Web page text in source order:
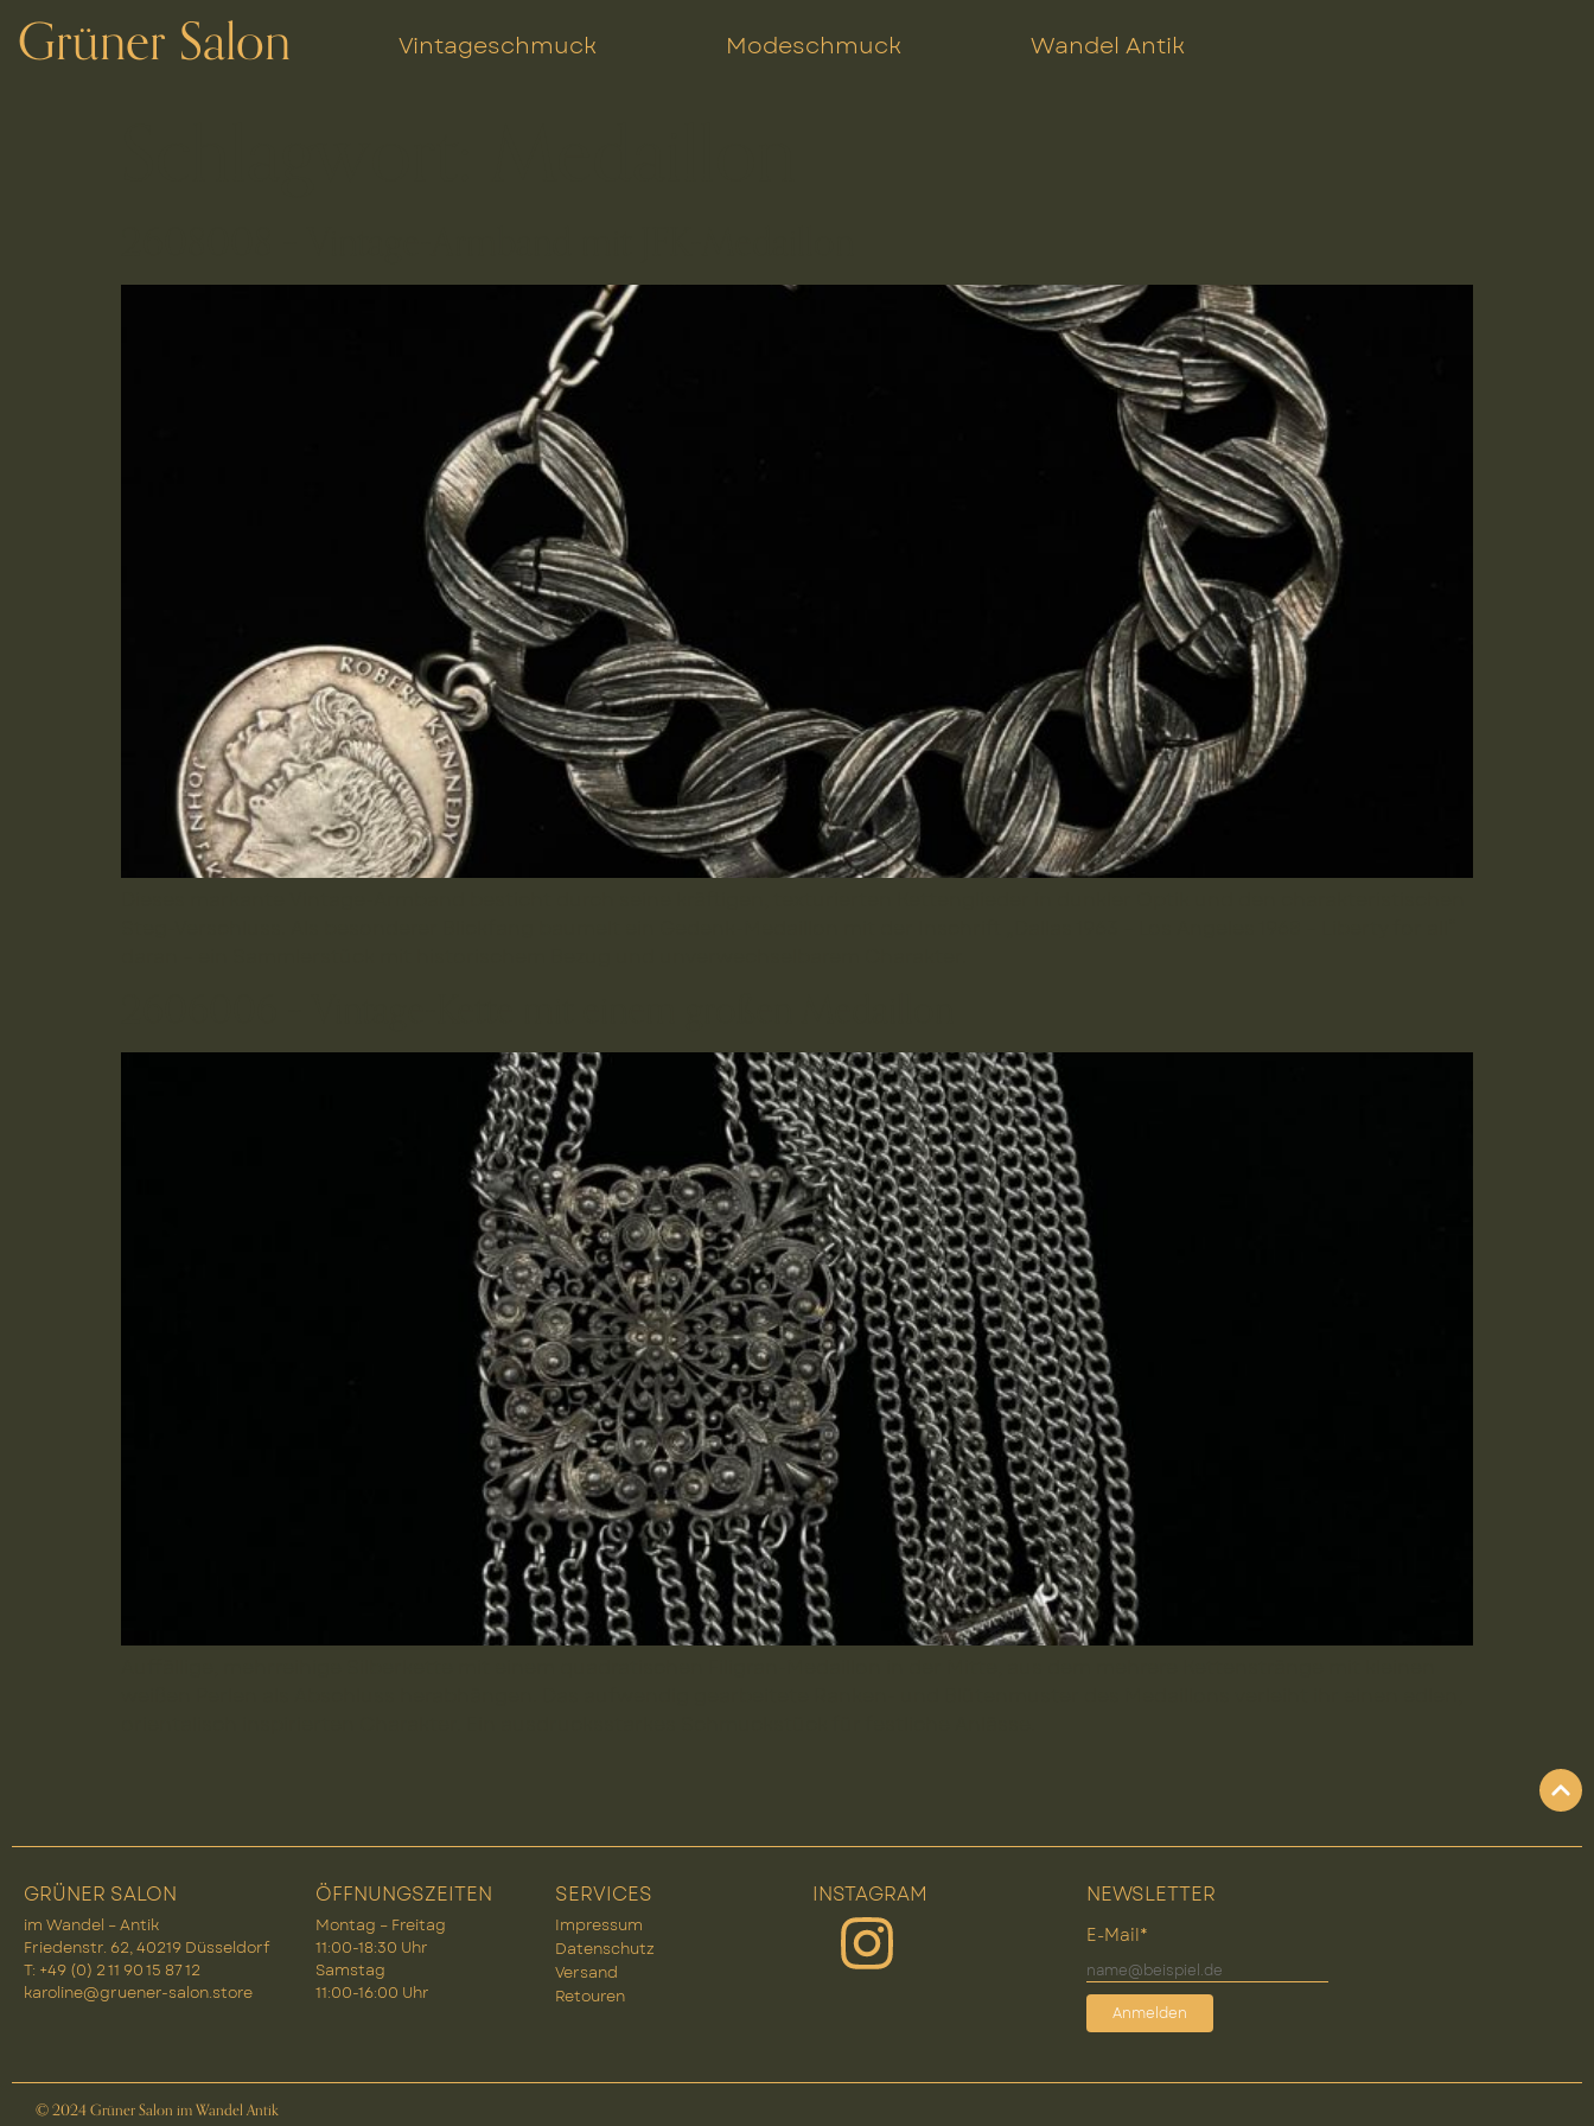
Grüner Salon Vintageschmuck Modeschmuck Wandel Antik
GRÜNER SALON
im Wandel – Antik
Friedenstr. 62, 40219 Düsseldorf
T: +49 (0) 2 11 90 15 87 12
karoline@gruener-salon.store
ÖFFNUNGSZEITEN
Montag – Freitag
11:00-18:30 Uhr
Samstag
11:00-16:00 Uhr
SERVICES
Impressum
Datenschutz
Versand
Retouren
INSTAGRAM NEWSLETTER
E-Mail*
Anmelden
© 2024 Grüner Salon im Wandel Antik